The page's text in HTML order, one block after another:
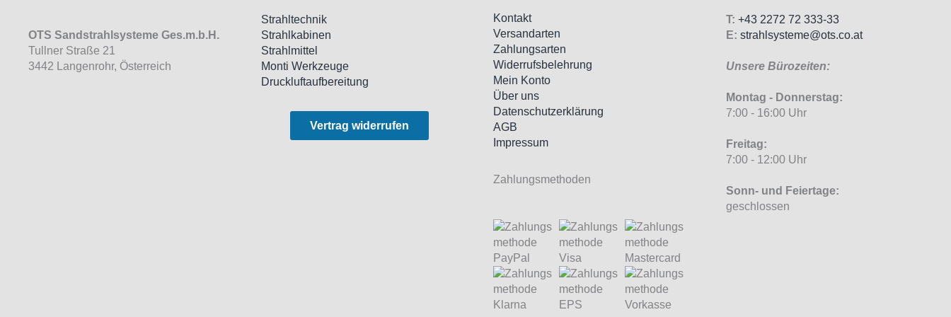
OTS Sandstrahlsysteme Ges.m.b.H.
Tullner Straße 21
3442 Langenrohr, Österreich
Strahltechnik
Strahlkabinen
Strahlmittel
Monti Werkzeuge
Druckluftaufbereitung
Vertrag widerrufen
Kontakt
Versandarten
Zahlungsarten
Widerrufsbelehrung
Mein Konto
Über uns
Datenschutzerklärung
AGB
Impressum
Zahlungsmethoden
T: +43 2272 72 333-33
E: strahlsysteme@ots.co.at
Unsere Bürozeiten:
Montag - Donnerstag:
7:00 - 16:00 Uhr
Freitag:
7:00 - 12:00 Uhr
Sonn- und Feiertage:
geschlossen